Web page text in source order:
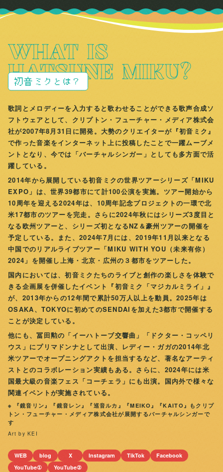
WHAT IS
HATSUNE MIKU?
初音ミクとは？
歌詞とメロディーを入力すると歌わせることができる歌声合成ソ
フトウェアとして、クリプトン・フューチャー・メディア株式会
社が2007年8月31日に開発。大勢のクリエイターが『初音ミク』
で作った音楽をインターネット上に投稿したことで一躍ムーブメ
ントとなり、今では「バーチャルシンガー」としても多方面で活
躍している。
2014年から展開している初音ミクの世界ツアーシリーズ「MIKU
EXPO」は、世界39都市にて計100公演を実施。ツアー開始から
10周年を迎える2024年は、10周年記念プロジェクトの一環で北
米17都市のツアーを完走。さらに2024年秋にはシリーズ3度目と
なる欧州ツアーと、シリーズ初となるNZ＆豪州ツアーの開催を
予定している。また、2024年7月には、2019年11月以来となる
中国でのリアルライブツアー「MIKU WITH YOU（未来有你）
2024」を開催し上海・北京・広州の３都市をツアーした。
国内においては、初音ミクたちのライブと創作の楽しさを体験で
きる企画展を併催したイベント『初音ミク「マジカルミライ」』
が、2013年からの12年間で累計50万人以上を動員。2025年は
OSAKA、TOKYOに初めてのSENDAIを加えた3都市で開催する
ことが決定している。
他にも、冨田勲の「イーハトーブ交響曲」「ドクター・コッペリ
ウス」にプリマドンナとして出演、レディー・ガガの2014年北
米ツアーでオープニングアクトを担当するなど、著名なアーティ
ストとのコラボレーション実績もある。さらに、2024年には米
国最大級の音楽フェス「コーチェラ」にも出演。国内外で様々な
関連イベントが実施されている。
※ 『鏡音リン』『鏡音レン』『巡音ルカ』『MEIKO』『KAITO』もクリプ
トン・フューチャー・メディア株式会社が展開するバーチャルシンガーで
す
Art by KEI
WEB blog X Instagram TikTok
Facebook
YouTube①
YouTube②